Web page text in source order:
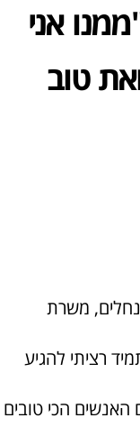
אני
טוב
המושב נחלים, משרת
רציתי להגיע
הכי טובים